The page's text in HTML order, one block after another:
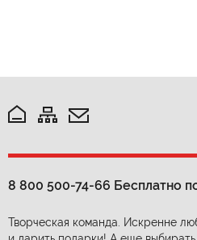
8 800 500-74-66 Бесплатно
Творческая команда. Искренне